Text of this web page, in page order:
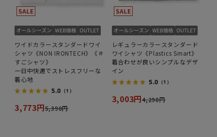
ワイドカラースタンダードワイ
シャツ《NON IRONTECH》《＃
すごシャツ》
一日中快適でストレスフリーな
着心地
5.0 （1）
3,773円5,390円
レギュラーカラースタンダード
ワイシャツ《Plastics Smart》
着合わせが良いシンプルなデザ
イン
5.0 （1）
3,003円4,290円